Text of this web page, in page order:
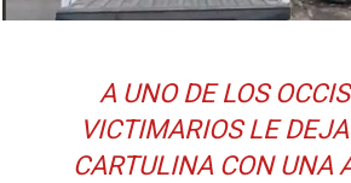
A UNO DE LOS
VICTIMARIOS LE
CARTULINA CON UNA